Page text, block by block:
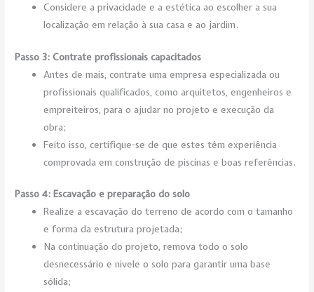
Considere a privacidade e a estética ao escolher a sua
localização em relação à sua casa e ao jardim.
Passo 3: Contrate profissionais capacitados
Antes de mais, contrate uma empresa especializada ou
profissionais qualificados, como arquitetos, engenheiros e
empreiteiros, para o ajudar no projeto e execução da
obra;
Feito isso, certifique-se de que estes têm experiência
comprovada em construção de piscinas e boas referências.
Passo 4: Escavação e preparação do solo
Realize a escavação do terreno de acordo com o tamanho
e forma da estrutura projetada;
Na continuação do projeto, remova todo o solo
desnecessário e nivele o solo para garantir uma base
sólida;